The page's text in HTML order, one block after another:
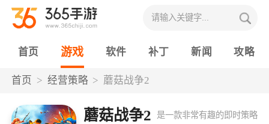
首页 游戏 软件 补丁 新闻 攻略
首页 经营策略 蘑菇战争2
蘑菇战争2 是一款非常有趣的即时策略